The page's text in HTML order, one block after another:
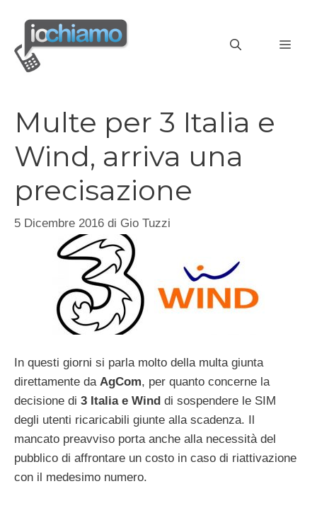
contenuto
Multe per 3 Italia e
Wind, arriva una
precisazione
5 Dicembre 2016 di Gio Tuzzi
In questi giorni si parla molto della multa giunta
direttamente da AgCom, per quanto concerne la
decisione di 3 Italia e Wind di sospendere le SIM
degli utenti ricaricabili giunte alla scadenza. Il
mancato preavviso porta anche alla necessità del
pubblico di affrontare un costo in caso di riattivazione
con il medesimo numero.